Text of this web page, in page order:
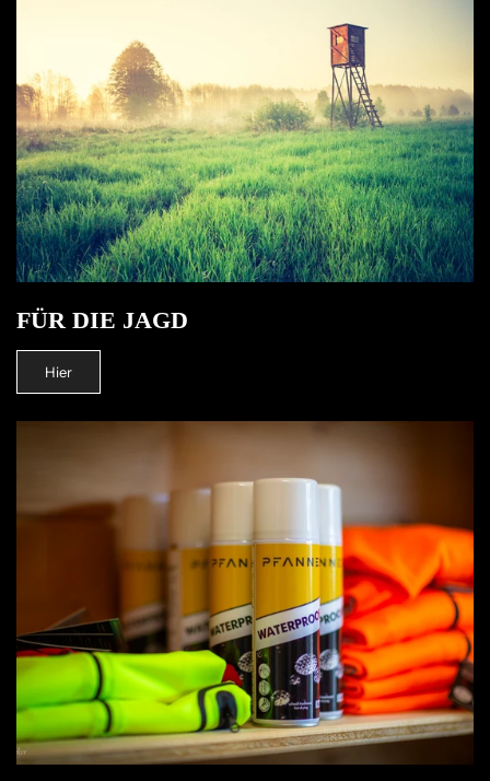
FÜR DIE JAGD
Hier